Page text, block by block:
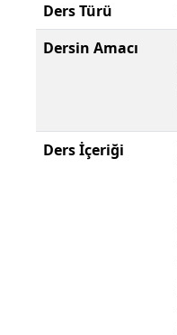
Ders Türü
Dersin Amacı
Ders İçeriği